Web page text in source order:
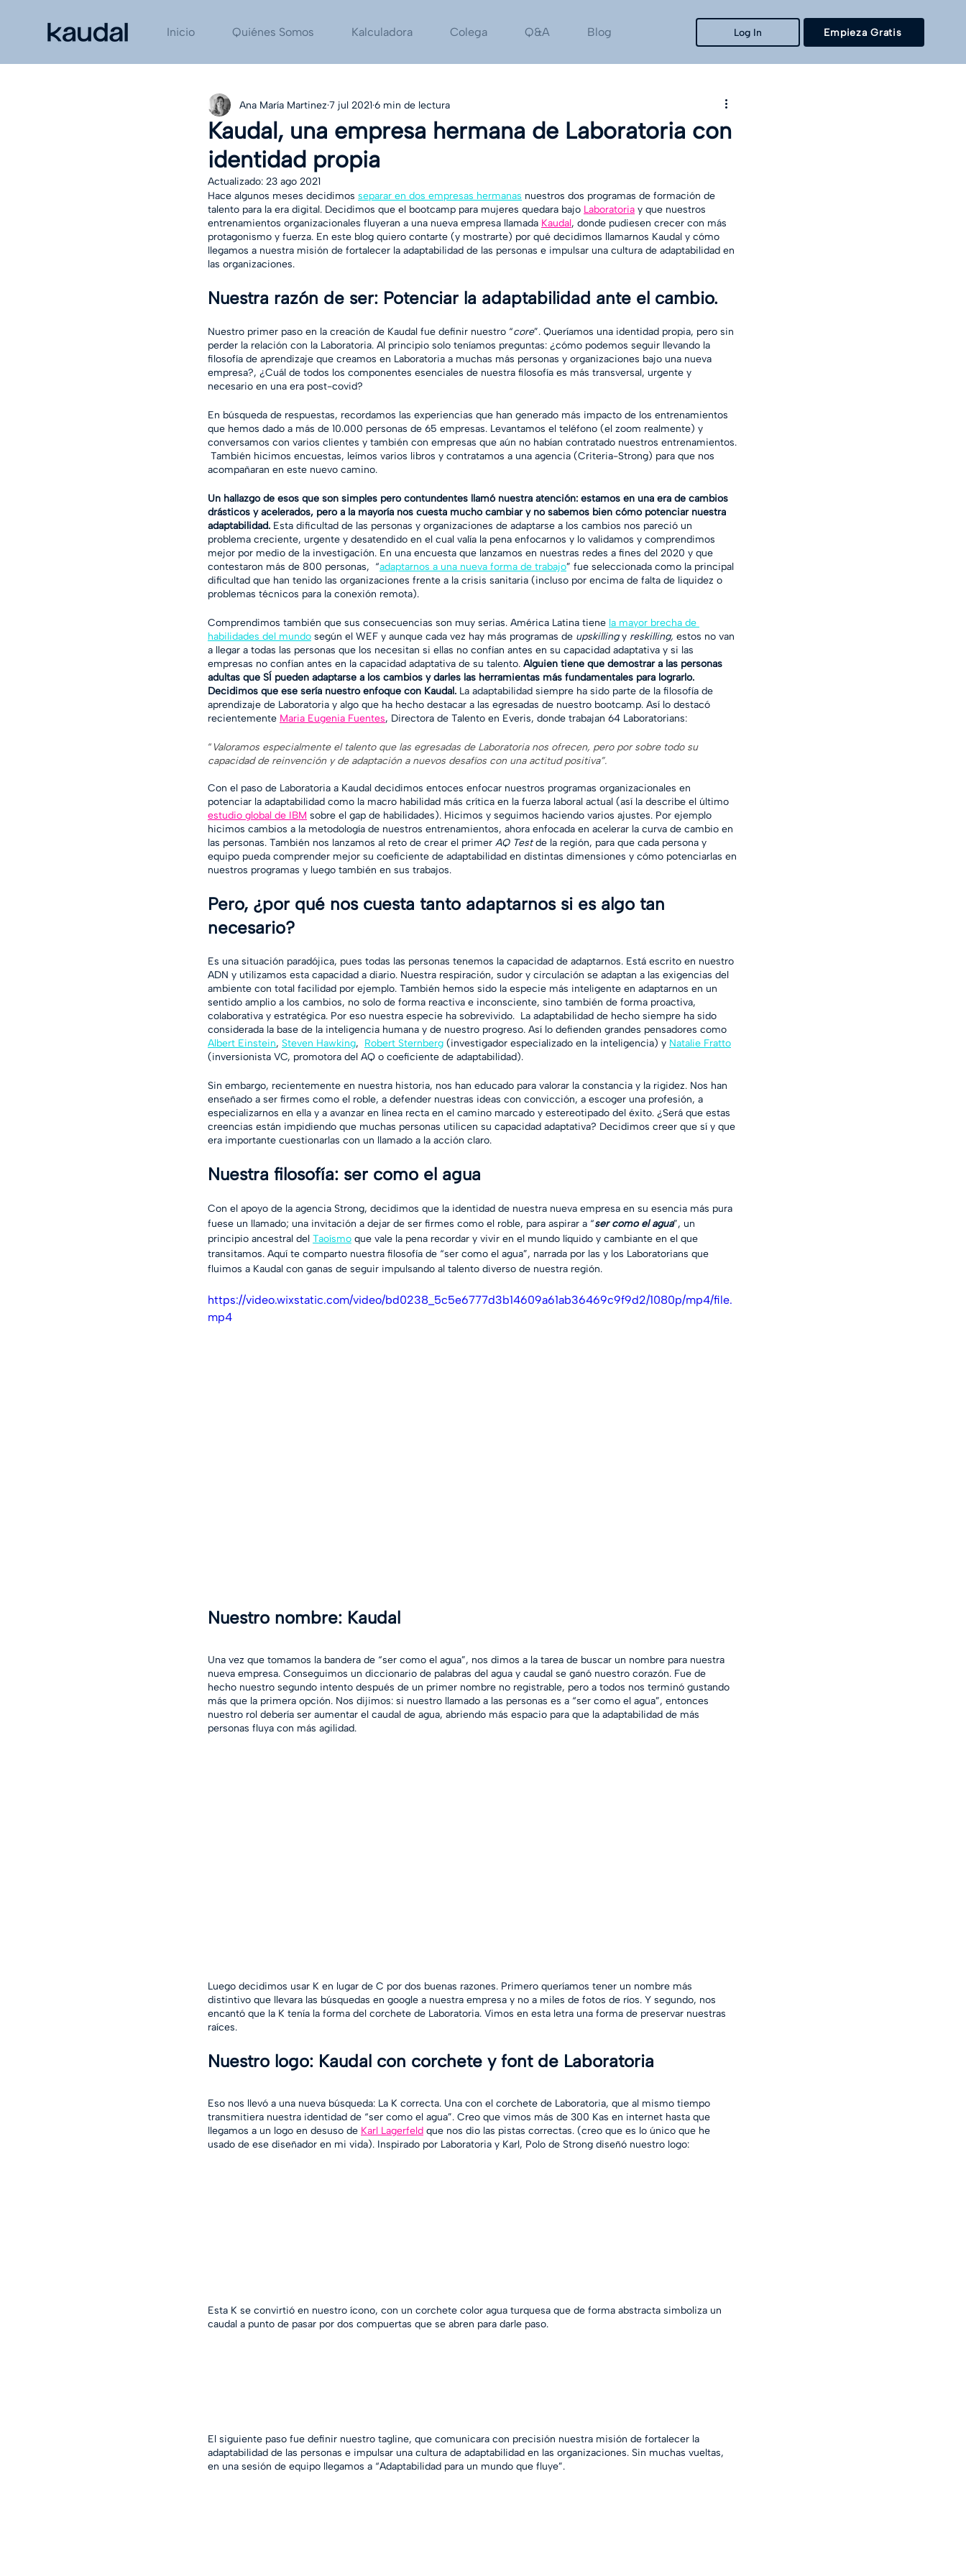
Inicio Quiénes Somos Kalculadora Colega Q&A Blog Log In Empieza Gratis
Kaudal, una empresa hermana de Laboratoria con
identidad propia
Ana María Martinez 7 jul 20216 min de lectura
Actualizado: 23 ago 2021
Hace algunos meses decidimos separar en dos empresas hermanas nuestros dos programas de formación de
talento para la era digital. Decidimos que el bootcamp para mujeres quedara bajo Laboratoria y que nuestros
entrenamientos organizacionales fluyeran a una nueva empresa llamada Kaudal, donde pudiesen crecer con más
protagonismo y fuerza. En este blog quiero contarte (y mostrarte) por qué decidimos llamarnos Kaudal y cómo
llegamos a nuestra misión de fortalecer la adaptabilidad de las personas e impulsar una cultura de adaptabilidad en
las organizaciones.
Nuestra razón de ser: Potenciar la adaptabilidad ante el cambio.
Nuestro primer paso en la creación de Kaudal fue definir nuestro “core”. Queríamos una identidad propia, pero sin
perder la relación con la Laboratoria. Al principio solo teníamos preguntas: ¿cómo podemos seguir llevando la
filosofía de aprendizaje que creamos en Laboratoria a muchas más personas y organizaciones bajo una nueva
empresa?, ¿Cuál de todos los componentes esenciales de nuestra filosofía es más transversal, urgente y
necesario en una era post-covid?
En búsqueda de respuestas, recordamos las experiencias que han generado más impacto de los entrenamientos
que hemos dado a más de 10.000 personas de 65 empresas. Levantamos el teléfono (el zoom realmente) y
conversamos con varios clientes y también con empresas que aún no habían contratado nuestros entrenamientos.
También hicimos encuestas, leímos varios libros y contratamos a una agencia (Criteria-Strong) para que nos
acompañaran en este nuevo camino.
Un hallazgo de esos que son simples pero contundentes llamó nuestra atención: estamos en una era de cambios
drásticos y acelerados, pero a la mayoría nos cuesta mucho cambiar y no sabemos bien cómo potenciar nuestra
adaptabilidad. Esta dificultad de las personas y organizaciones de adaptarse a los cambios nos pareció un
problema creciente, urgente y desatendido en el cual valía la pena enfocarnos y lo validamos y comprendimos
mejor por medio de la investigación. En una encuesta que lanzamos en nuestras redes a fines del 2020 y que
contestaron más de 800 personas,  “adaptarnos a una nueva forma de trabajo” fue seleccionada como la principal
dificultad que han tenido las organizaciones frente a la crisis sanitaria (incluso por encima de falta de liquidez o
problemas técnicos para la conexión remota).
Comprendimos también que sus consecuencias son muy serias. América Latina tiene la mayor brecha de
habilidades del mundo según el WEF y aunque cada vez hay más programas de upskilling y reskilling, estos no van
a llegar a todas las personas que los necesitan si ellas no confían antes en su capacidad adaptativa y si las
empresas no confían antes en la capacidad adaptativa de su talento. Alguien tiene que demostrar a las personas
adultas que SÍ pueden adaptarse a los cambios y darles las herramientas más fundamentales para lograrlo.
Decidimos que ese sería nuestro enfoque con Kaudal. La adaptabilidad siempre ha sido parte de la filosofía de
aprendizaje de Laboratoria y algo que ha hecho destacar a las egresadas de nuestro bootcamp. Así lo destacó
recientemente Maria Eugenia Fuentes, Directora de Talento en Everis, donde trabajan 64 Laboratorians:
“ Valoramos especialmente el talento que las egresadas de Laboratoria nos ofrecen, pero por sobre todo su
capacidad de reinvención y de adaptación a nuevos desafíos con una actitud positiva”.
Con el paso de Laboratoria a Kaudal decidimos entoces enfocar nuestros programas organizacionales en
potenciar la adaptabilidad como la macro habilidad más crítica en la fuerza laboral actual (así la describe el último
estudio global de IBM sobre el gap de habilidades). Hicimos y seguimos haciendo varios ajustes. Por ejemplo
hicimos cambios a la metodología de nuestros entrenamientos, ahora enfocada en acelerar la curva de cambio en
las personas. También nos lanzamos al reto de crear el primer AQ Test de la región, para que cada persona y
equipo pueda comprender mejor su coeficiente de adaptabilidad en distintas dimensiones y cómo potenciarlas en
nuestros programas y luego también en sus trabajos.
Pero, ¿por qué nos cuesta tanto adaptarnos si es algo tan
necesario?
Es una situación paradójica, pues todas las personas tenemos la capacidad de adaptarnos. Está escrito en nuestro
ADN y utilizamos esta capacidad a diario. Nuestra respiración, sudor y circulación se adaptan a las exigencias del
ambiente con total facilidad por ejemplo. También hemos sido la especie más inteligente en adaptarnos en un
sentido amplio a los cambios, no solo de forma reactiva e inconsciente, sino también de forma proactiva,
colaborativa y estratégica. Por eso nuestra especie ha sobrevivido.  La adaptabilidad de hecho siempre ha sido
considerada la base de la inteligencia humana y de nuestro progreso. Así lo defienden grandes pensadores como
Albert Einstein, Steven Hawking, Robert Sternberg (investigador especializado en la inteligencia) y Natalie Fratto
(inversionista VC, promotora del AQ o coeficiente de adaptabilidad).
Sin embargo, recientemente en nuestra historia, nos han educado para valorar la constancia y la rigidez. Nos han
enseñado a ser firmes como el roble, a defender nuestras ideas con convicción, a escoger una profesión, a
especializarnos en ella y a avanzar en línea recta en el camino marcado y estereotipado del éxito. ¿Será que estas
creencias están impidiendo que muchas personas utilicen su capacidad adaptativa? Decidimos creer que sí y que
era importante cuestionarlas con un llamado a la acción claro.
Nuestra filosofía: ser como el agua
Con el apoyo de la agencia Strong, decidimos que la identidad de nuestra nueva empresa en su esencia más pura
fuese un llamado; una invitación a dejar de ser firmes como el roble, para aspirar a “ser como el agua”, un
principio ancestral del Taoísmo que vale la pena recordar y vivir en el mundo líquido y cambiante en el que
transitamos. Aquí te comparto nuestra filosofía de “ser como el agua”, narrada por las y los Laboratorians que
fluimos a Kaudal con ganas de seguir impulsando al talento diverso de nuestra región.
https://video.wixstatic.com/video/bd0238_5c5e6777d3b14609a61ab36469c9f9d2/1080p/mp4/file.
mp4
Nuestro nombre: Kaudal
Una vez que tomamos la bandera de “ser como el agua”, nos dimos a la tarea de buscar un nombre para nuestra
nueva empresa. Conseguimos un diccionario de palabras del agua y caudal se ganó nuestro corazón. Fue de
hecho nuestro segundo intento después de un primer nombre no registrable, pero a todos nos terminó gustando
más que la primera opción. Nos dijimos: si nuestro llamado a las personas es a “ser como el agua”, entonces
nuestro rol debería ser aumentar el caudal de agua, abriendo más espacio para que la adaptabilidad de más
personas fluya con más agilidad.
Luego decidimos usar K en lugar de C por dos buenas razones. Primero queríamos tener un nombre más
distintivo que llevara las búsquedas en google a nuestra empresa y no a miles de fotos de ríos. Y segundo, nos
encantó que la K tenía la forma del corchete de Laboratoria. Vimos en esta letra una forma de preservar nuestras
raíces.
Nuestro logo: Kaudal con corchete y font de Laboratoria
Eso nos llevó a una nueva búsqueda: La K correcta. Una con el corchete de Laboratoria, que al mismo tiempo
transmitiera nuestra identidad de “ser como el agua”. Creo que vimos más de 300 Kas en internet hasta que
llegamos a un logo en desuso de Karl Lagerfeld que nos dio las pistas correctas. (creo que es lo único que he
usado de ese diseñador en mi vida). Inspirado por Laboratoria y Karl, Polo de Strong diseñó nuestro logo:
Esta K se convirtió en nuestro ícono, con un corchete color agua turquesa que de forma abstracta simboliza un
caudal a punto de pasar por dos compuertas que se abren para darle paso.
El siguiente paso fue definir nuestro tagline, que comunicara con precisión nuestra misión de fortalecer la
adaptabilidad de las personas e impulsar una cultura de adaptabilidad en las organizaciones. Sin muchas vueltas,
en una sesión de equipo llegamos a “Adaptabilidad para un mundo que fluye”.